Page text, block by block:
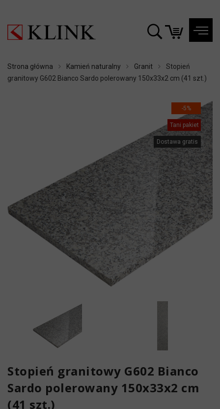
Strona główna Kamień naturalny Granit
Stopień
granitowy G602 Bianco Sardo polerowany 150x33x2 cm (41 szt.)
-5%
Tani pakiet
Dostawa gratis
Stopień granitowy G602 Bianco
Sardo polerowany 150x33x2 cm
(41 szt.)